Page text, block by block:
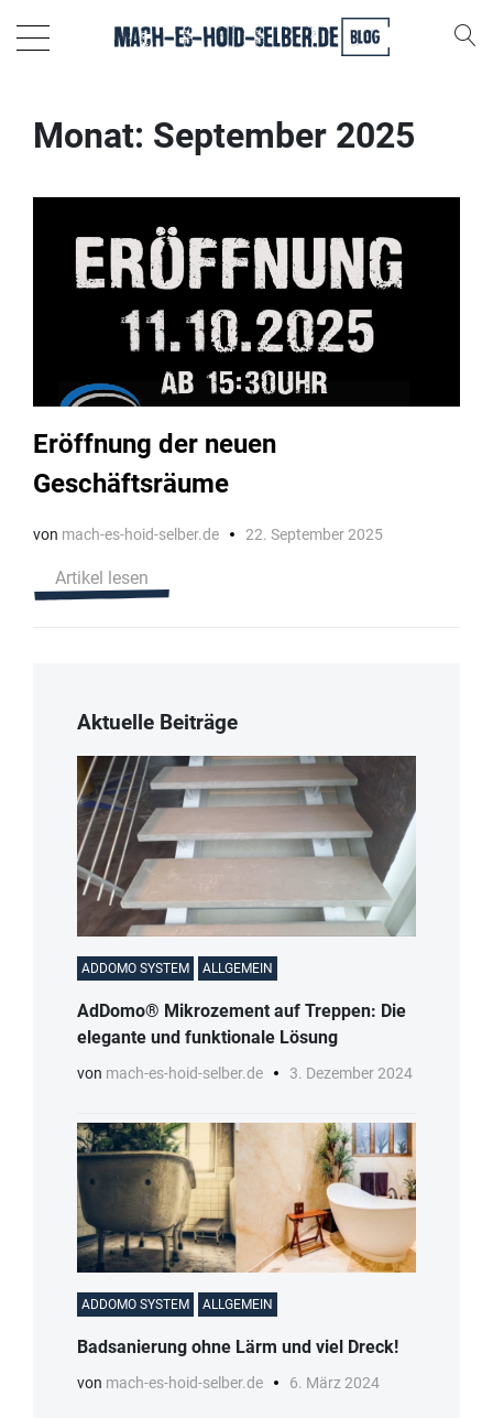
Monat: September 2025
Eröffnung der neuen
Geschäftsräume
von mach-es-hoid-selber.de 22. September 2025
Artikel lesen
Aktuelle Beiträge
ADDOMO SYSTEM ALLGEMEIN
AdDomo® Mikrozement auf Treppen: Die
elegante und funktionale Lösung
von mach-es-hoid-selber.de 3. Dezember 2024
ADDOMO SYSTEM ALLGEMEIN
Badsanierung ohne Lärm und viel Dreck!
von mach-es-hoid-selber.de 6. März 2024